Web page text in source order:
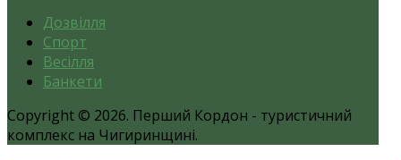
Дозвілля
Спорт
Весілля
Банкети
Copyright © 2026. Перший Кордон - туристичний
комплекс на Чигиринщині.